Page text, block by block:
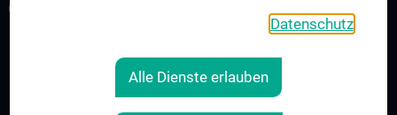
GESUNDHEIT SPENDEN!
VERBESSERUNGEN
Datenschutz
Alle Dienste erlauben